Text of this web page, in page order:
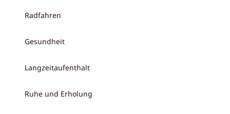
Radfahren
Gesundheit
Langzeitaufenthalt
Ruhe und Erholung